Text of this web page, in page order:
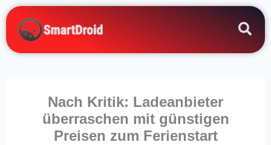
Zum
Inhalt
springen
Nach Kritik: Ladeanbieter
überraschen mit günstigen
Preisen zum Ferienstart